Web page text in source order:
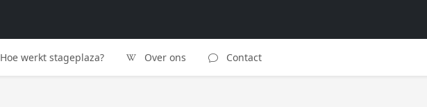
Hoe werkt stageplaza? Over ons Contact